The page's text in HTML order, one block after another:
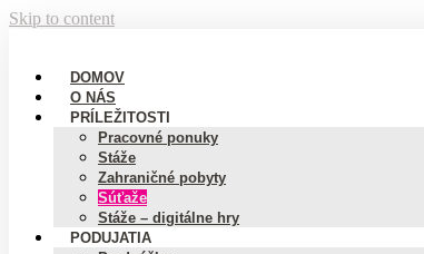
Skip to content
DOMOV
O NÁS
PRÍLEŽITOSTI
Pracovné ponuky
Stáže
Zahraničné pobyty
Súťaže
Stáže – digitálne hry
PODUJATIA